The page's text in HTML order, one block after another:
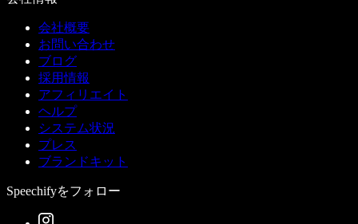
会社概要
お問い合わせ
ブログ
採用情報
アフィリエイト
ヘルプ
システム状況
プレス
ブランドキット
Speechifyをフォロー